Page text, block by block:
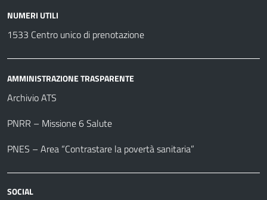
NUMERI UTILI
1533 Centro unico di prenotazione
AMMINISTRAZIONE TRASPARENTE
Archivio ATS
PNRR – Missione 6 Salute
PNES – Area “Contrastare la povertà sanitaria”
SOCIAL